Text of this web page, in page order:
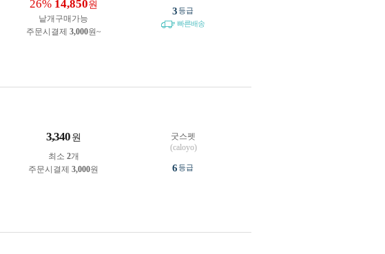
26% 14,850원
낱개구매가능
주문시결제 3,000원~
3등급
빠른배송
3,340 원
최소 2개
주문시결제 3,000원
굿스펫
(caloyo)
6등급